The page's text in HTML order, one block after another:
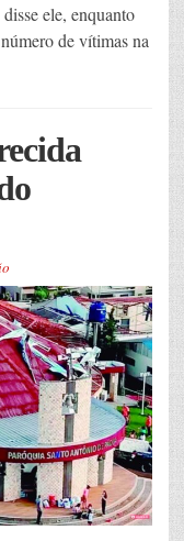
ele, enquanto
de vítimas na